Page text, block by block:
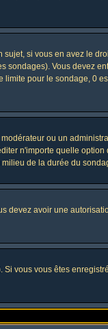
si vous en avez le
Vous devez
limite pour le sondage, 0
ou un
n'importe quelle
de la durée du
devez avoir une
vous vous êtes